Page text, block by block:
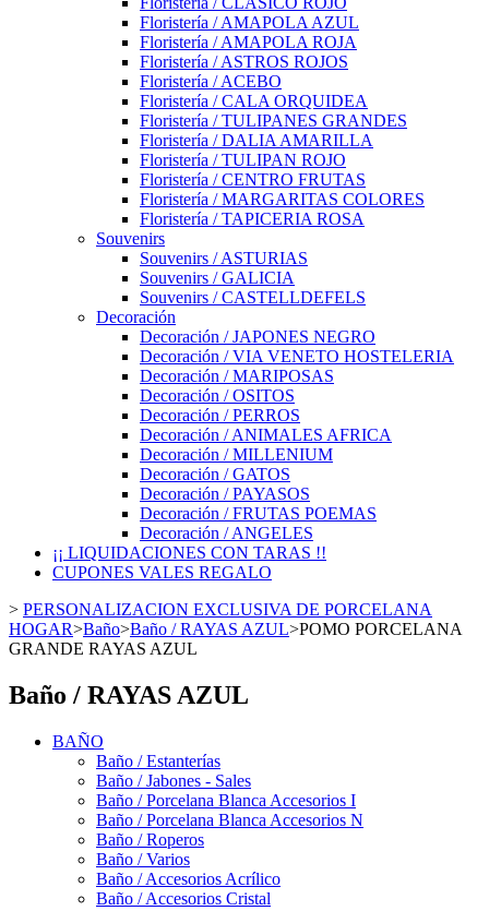
Floristería / AMAPOLA AZUL
Floristería / AMAPOLA ROJA
Floristería / ASTROS ROJOS
Floristería / ACEBO
Floristería / CALA ORQUIDEA
Floristería / TULIPANES GRANDES
Floristería / DALIA AMARILLA
Floristería / TULIPAN ROJO
Floristería / CENTRO FRUTAS
Floristería / MARGARITAS COLORES
Floristería / TAPICERIA ROSA
Souvenirs
Souvenirs / ASTURIAS
Souvenirs / GALICIA
Souvenirs / CASTELLDEFELS
Decoración
Decoración / JAPONES NEGRO
Decoración / VIA VENETO HOSTELERIA
Decoración / MARIPOSAS
Decoración / OSITOS
Decoración / PERROS
Decoración / ANIMALES AFRICA
Decoración / MILLENIUM
Decoración / GATOS
Decoración / PAYASOS
Decoración / FRUTAS POEMAS
Decoración / ANGELES
¡¡ LIQUIDACIONES CON TARAS !!
CUPONES VALES REGALO
> PERSONALIZACION EXCLUSIVA DE PORCELANA
HOGAR>Baño>Baño / RAYAS AZUL>POMO PORCELANA
GRANDE RAYAS AZUL
Baño / RAYAS AZUL
BAÑO
Baño / Estanterías
Baño / Jabones - Sales
Baño / Porcelana Blanca Accesorios I
Baño / Porcelana Blanca Accesorios N
Baño / Roperos
Baño / Varios
Baño / Accesorios Acrílico
Baño / Accesorios Cristal